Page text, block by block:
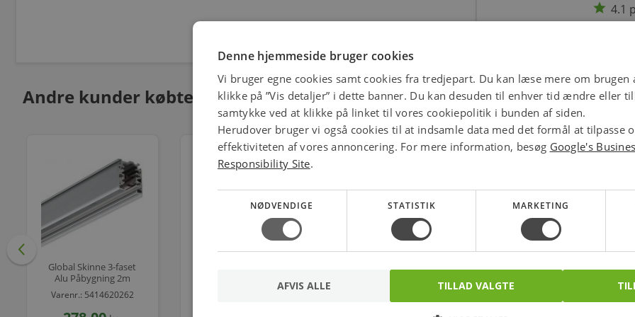
star 4.1
Andre kunder købte også
Global Skinne 3-faset
Alu Påbygning 2m
Varenr.: 5414620262
Global Flexstykke 3-
Global Stålkrog 3-
Denne hjemmeside bruger cookies
Vi bruger egne cookies samt cookies fra tredjepart. Du kan læse mere om brugen
klikke på ”Vis detaljer” i dette banner. Du kan desuden til enhver tid ændre eller
samtykke ved at klikke på linket til vores cookiepolitik i bunden af siden.
Herudover bruger vi også cookies til at indsamle data med det formål at tilpasse
effektiviteten af vores annoncering. For mere information, besøg Google's
Responsibility Site.
NØDVENDIGE STATISTIK MARKETING
TILLAD VALGTE
AFVIS ALLE